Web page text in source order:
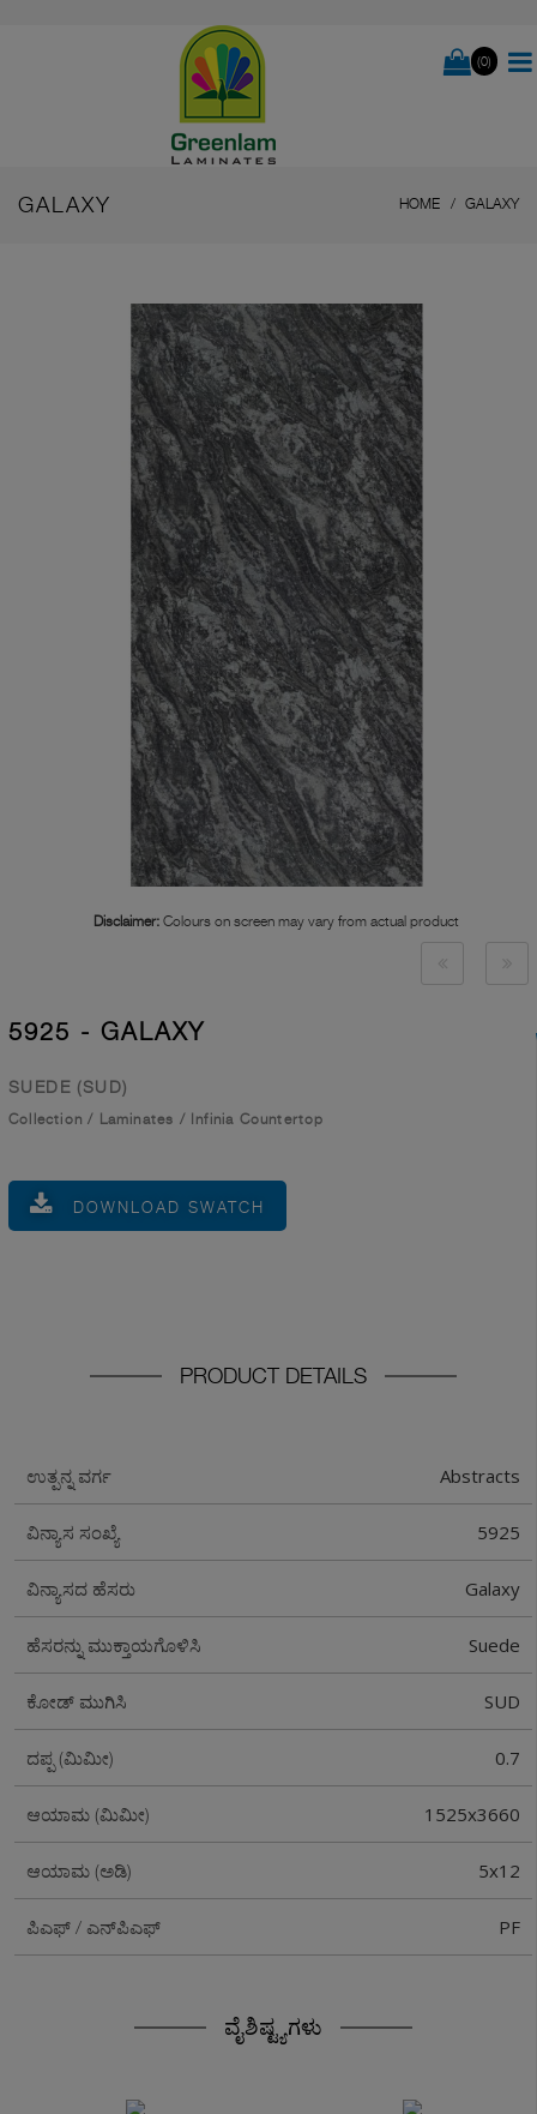
(0)
GALAXY HOME GALAXY
Disclaimer: Colours on screen may vary from actual product
5925 - GALAXY
SUEDE (SUD)
Collection / Laminates / Infinia Countertop
DOWNLOAD SWATCH
PRODUCT DETAILS
ಉತ್ಪನ್ನ ವರ್ಗ Abstracts
ವಿನ್ಯಾಸ ಸಂಖ್ಯೆ 5925
ವಿನ್ಯಾಸದ ಹೆಸರು Galaxy
ಹೆಸರನ್ನು ಮುಕ್ತಾಯಗೊಳಿಸಿ Suede
ಕೋಡ್ ಮುಗಿಸಿ SUD
ದಪ್ಪ (ಮಿಮೀ) 0.7
ಆಯಾಮ (ಮಿಮೀ) 1525x3660
ಆಯಾಮ (ಅಡಿ) 5x12
ಪಿಎಫ್ / ಎನ್‌ಪಿಎಫ್ PF
ವೈಶಿಷ್ಟ್ಯಗಳು